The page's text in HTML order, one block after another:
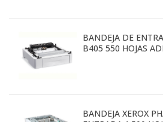
BANDEJA DE
B405 550 HOJAS
BANDEJA XEROX